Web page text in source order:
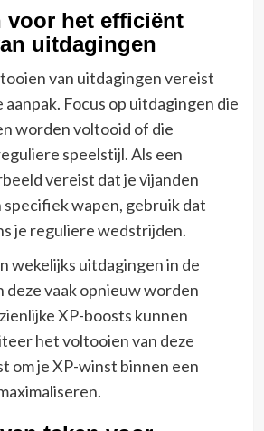
voor het efficiënt
uitdagingen
van uitdagingen vereist
Focus op uitdagingen die
worden voltooid of die
speelstijl. Als een
vereist dat je vijanden
wapen, gebruik dat
je reguliere wedstrijden.
wekelijks uitdagingen in de
deze vaak opnieuw worden
XP-boosts kunnen
het voltooien van deze
om je XP-winst binnen een